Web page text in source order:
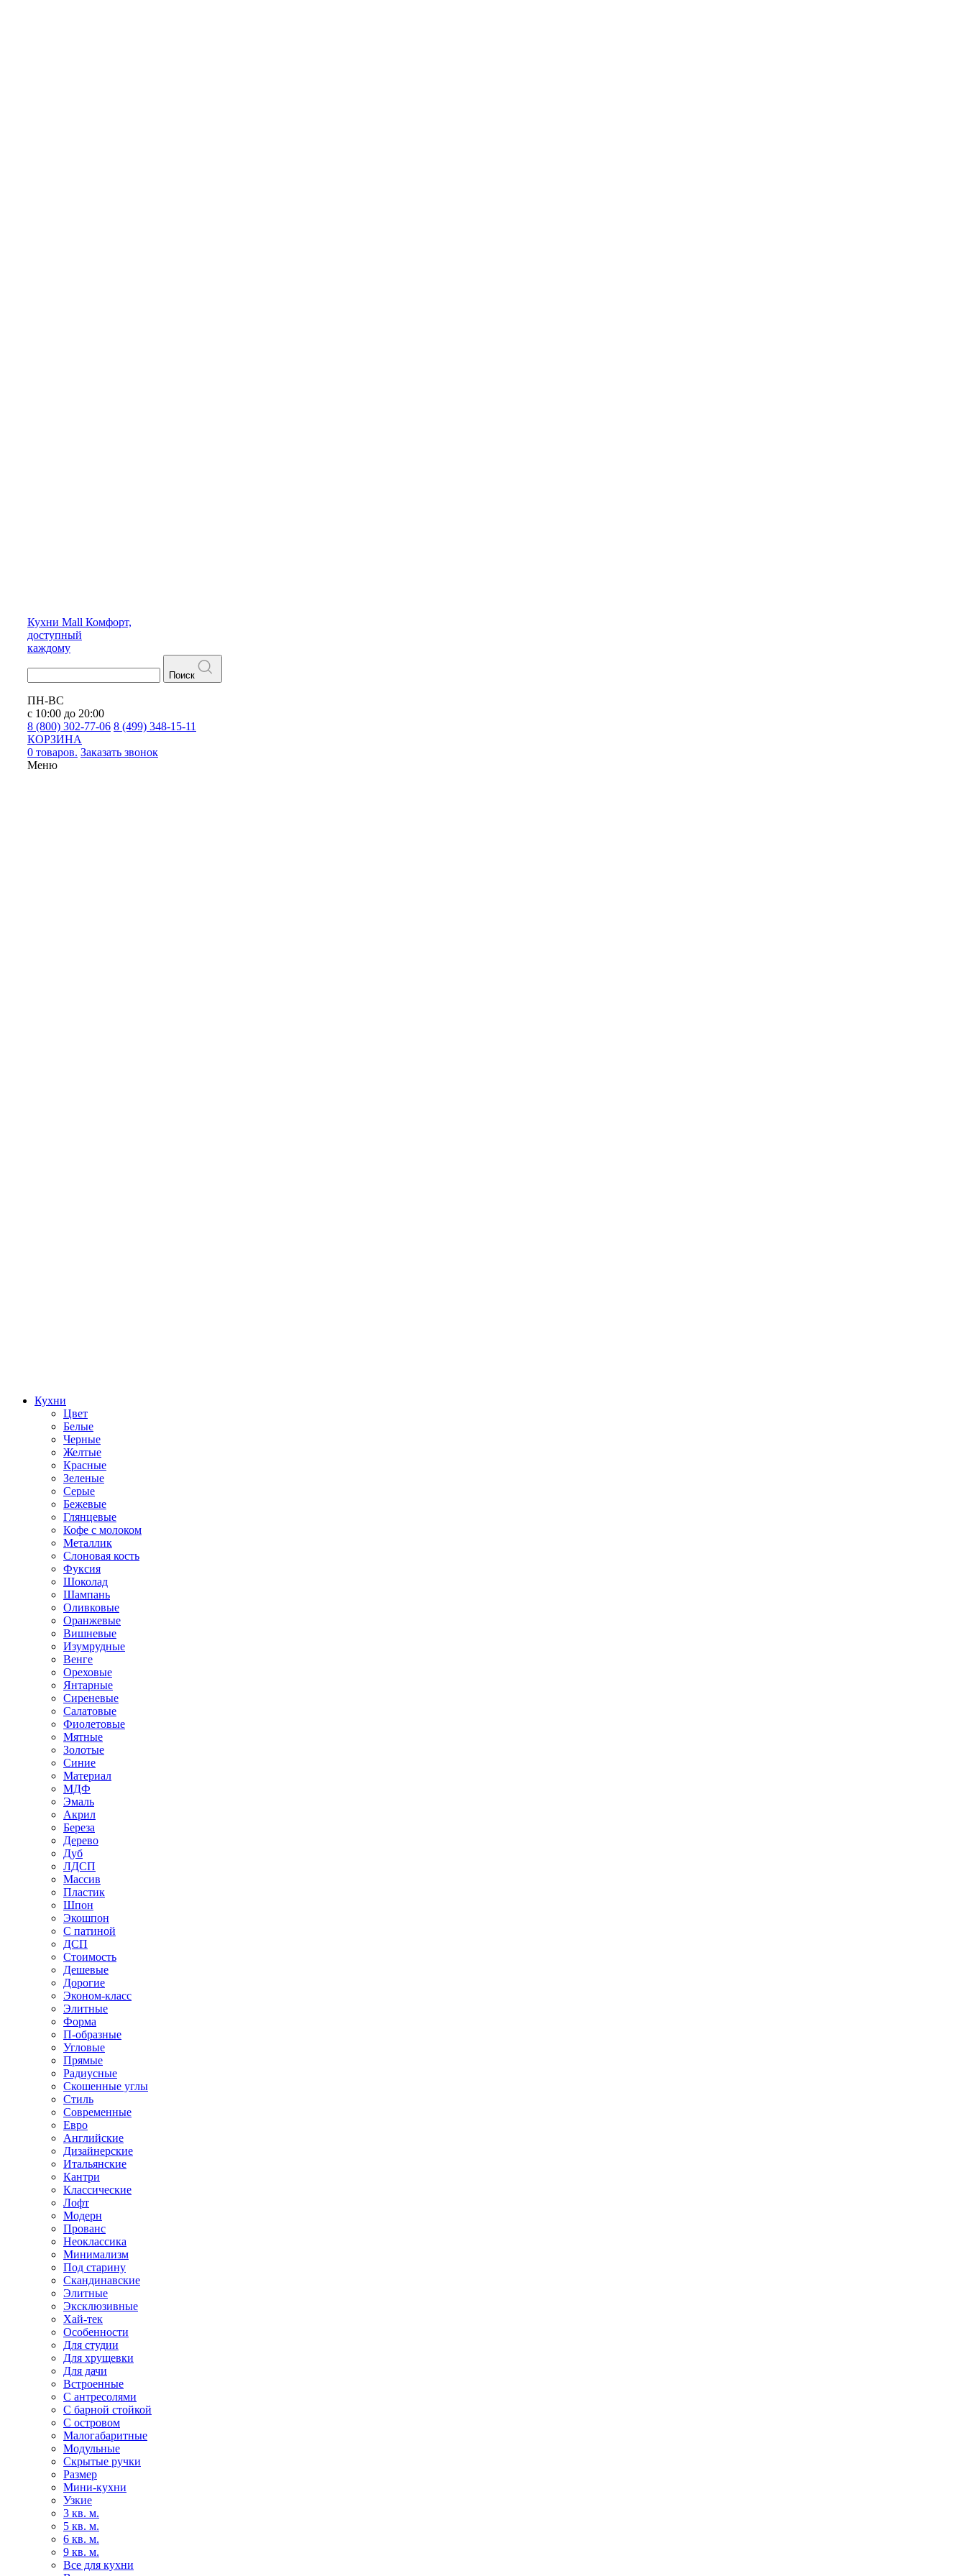
Кухни Mall Комфорт,
доступный
каждому
Поиск
ПН-ВС
с 10:00 до 20:00
8 (800) 302-77-06 8 (499) 348-15-11
КОРЗИНА
0 товаров. Заказать звонок
Меню
Кухни
Цвет
Белые
Черные
Желтые
Красные
Зеленые
Серые
Бежевые
Глянцевые
Кофе с молоком
Металлик
Слоновая кость
Фуксия
Шоколад
Шампань
Оливковые
Оранжевые
Вишневые
Изумрудные
Венге
Ореховые
Янтарные
Сиреневые
Салатовые
Фиолетовые
Мятные
Золотые
Синие
Материал
МДФ
Эмаль
Акрил
Береза
Дерево
Дуб
ЛДСП
Массив
Пластик
Шпон
Экошпон
С патиной
ДСП
Стоимость
Дешевые
Дорогие
Эконом-класс
Элитные
Форма
П-образные
Угловые
Прямые
Радиусные
Скошенные углы
Стиль
Современные
Евро
Английские
Дизайнерские
Итальянские
Кантри
Классические
Лофт
Модерн
Прованс
Неоклассика
Минимализм
Под старину
Скандинавские
Элитные
Эксклюзивные
Хай-тек
Особенности
Для студии
Для хрущевки
Для дачи
Встроенные
С антресолями
С барной стойкой
С островом
Малогабаритные
Модульные
Скрытые ручки
Размер
Мини-кухни
Узкие
3 кв. м.
5 кв. м.
6 кв. м.
9 кв. м.
Все для кухни